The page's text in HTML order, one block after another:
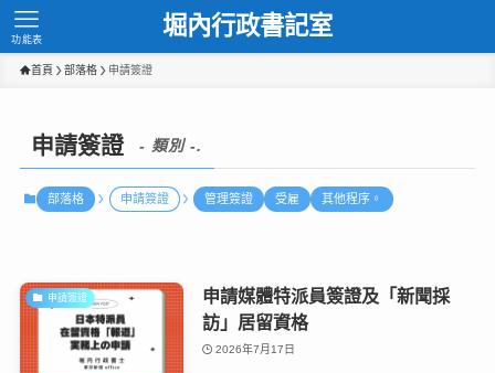
堀內行政書記室
功能表
首頁 部落格 申請簽證
申請簽證 - 類別 -.
部落格 申請簽證 管理簽證 受雇 其他程序。
申請簽證
申請媒體特派員簽證及「新聞採
訪」居留資格
2026年7月17日